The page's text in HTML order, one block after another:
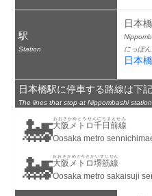
駅
Station
日本
にっぽ
日本
日本橋駅に停車する路線は下
The lines that stop at Nippombashi
🚂大阪メトロ千日前線
おおさかめとろせんにちまえせん
Oosaka metro
🚂大阪メトロ堺筋線
おおさかめとろさかいすじせん
Oosaka metro sakaisuji